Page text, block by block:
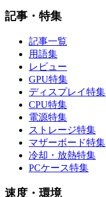
記事・特集
記事一覧
用語集
レビュー
GPU特集
ディスプレイ特集
CPU特集
電源特集
ストレージ特集
マザーボード特集
冷却・放熱特集
PCケース特集
速度・環境